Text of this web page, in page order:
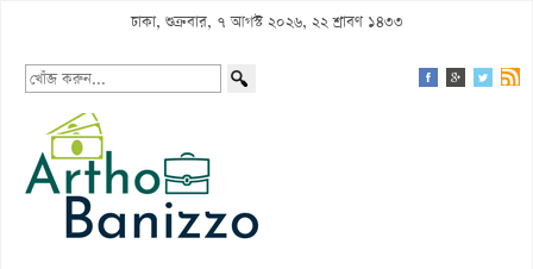
ঢাকা, শুক্রবার, ৭ আগস্ট ২০২৬, ২২ শ্রাবণ ১৪৩৩